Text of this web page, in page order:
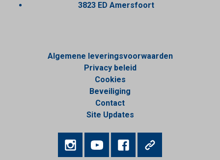
3823 ED Amersfoort
Algemene leveringsvoorwaarden
Privacy beleid
Cookies
Beveiliging
Contact
Site Updates